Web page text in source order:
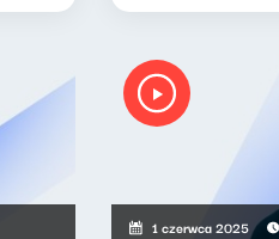
1 czerwca 2025